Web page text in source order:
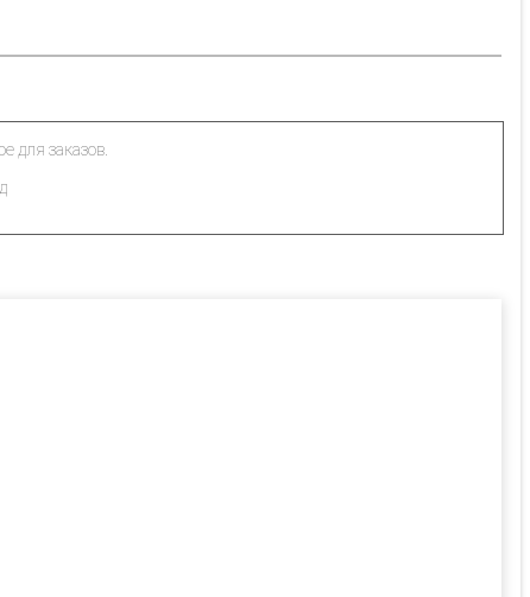
для заказов.